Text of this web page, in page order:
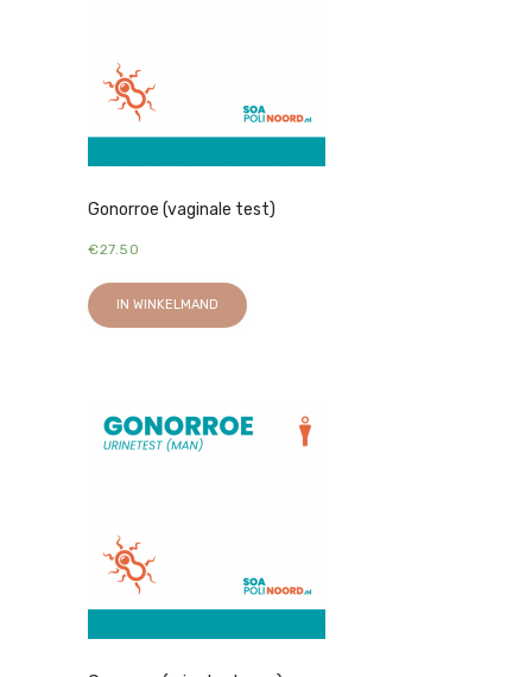
Gonorroe (vaginale test)
€27.50
IN WINKELMAND